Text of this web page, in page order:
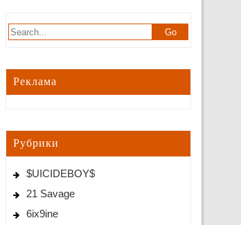
Реклама
Рубрики
$UICIDEBOY$
21 Savage
6ix9ine